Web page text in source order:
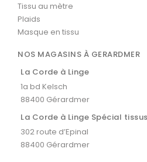
Tissu au mètre
Plaids
Masque en tissu
NOS MAGASINS À GERARDMER
La Corde à Linge
1a bd Kelsch
88400 Gérardmer
La Corde à Linge Spécial
302 route d’Epinal
88400 Gérardmer